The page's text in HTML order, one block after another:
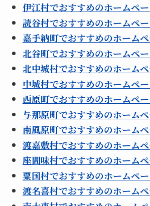
伊江村でおすすめのホームペ
読谷村でおすすめのホームペ
嘉手納町でおすすめのホーム
北谷町でおすすめのホームペ
北中城村でおすすめのホーム
中城村でおすすめのホームペ
西原町でおすすめのホームペ
与那原町でおすすめのホーム
南風原町でおすすめのホーム
渡嘉敷村でおすすめのホーム
座間味村でおすすめのホーム
粟国村でおすすめのホームペ
渡名喜村でおすすめのホーム